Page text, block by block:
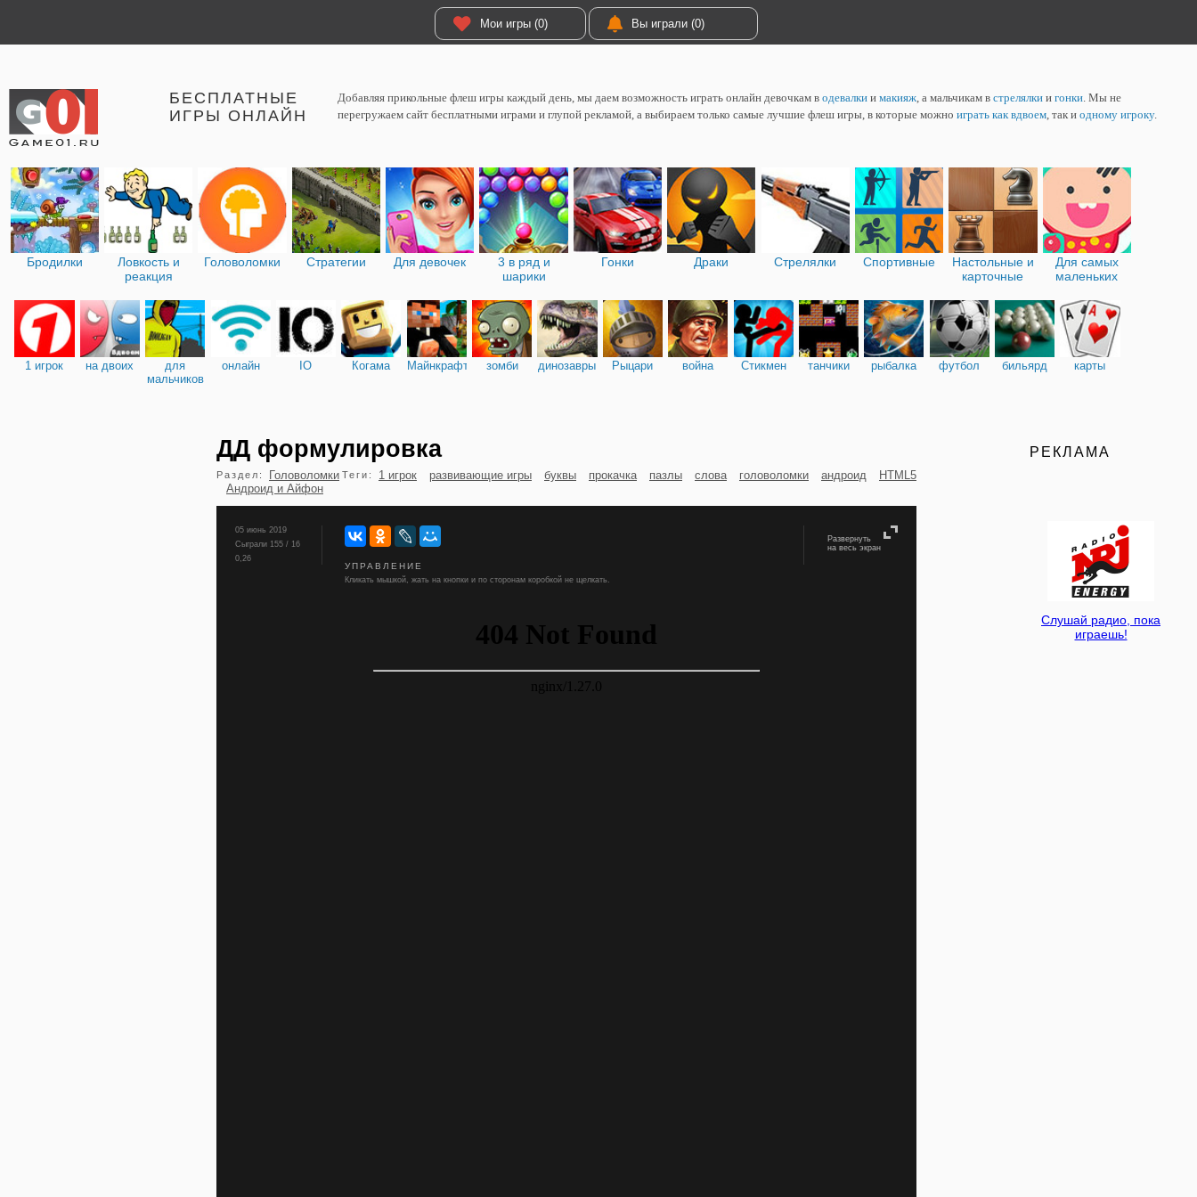
Мои игры (0) Вы играли (0)
БЕСПЛАТНЫЕ
ИГРЫ ОНЛАЙН
Добавляя прикольные флеш игры каждый день, мы даем возможность играть онлайн девочкам в одевалки и макияж, а мальчикам в стрелялки и гонки. Мы не
перегружаем сайт бесплатными играми и глупой рекламой, а выбираем только самые лучшие флеш игры, в которые можно играть как вдвоем, так и одному игроку.
Бродилки
Ловкость и
реакция
Головоломки Стратегии Для девочек
3 в ряд и
шарики
Гонки Драки Стрелялки Спортивные
Настольные и
карточные
Для самых
маленьких
1 игрок на двоих
для
мальчиков
онлайн IO Когама Майнкрафт зомби динозавры Рыцари война Стикмен танчики рыбалка футбол бильярд карты
ДД формулировка
Раздел: Головоломки Теги: 1 игрок развивающие игры буквы прокачка пазлы слова головоломки андроид
HTML5
Андроид и Айфон
Развернуть
на весь экран
05 июнь 2019
Сыграли 155 / 16
0,26
УПРАВЛЕНИЕ
Кликать мышкой, жать на кнопки и по сторонам коробкой не щелкать.
РЕКЛАМА
Слушай радио, пока
играешь!